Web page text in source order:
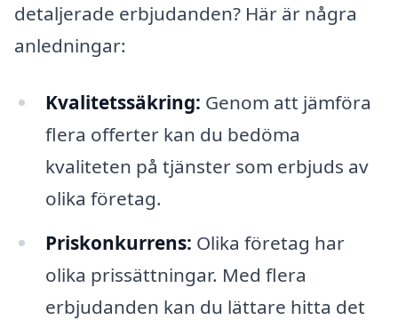
detaljerade erbjudanden? Här är några
anledningar:
Kvalitetssäkring: Genom att jämföra
flera offerter kan du bedöma
kvaliteten på tjänster som erbjuds av
olika företag.
Priskonkurrens: Olika företag har
olika prissättningar. Med flera
erbjudanden kan du lättare hitta det